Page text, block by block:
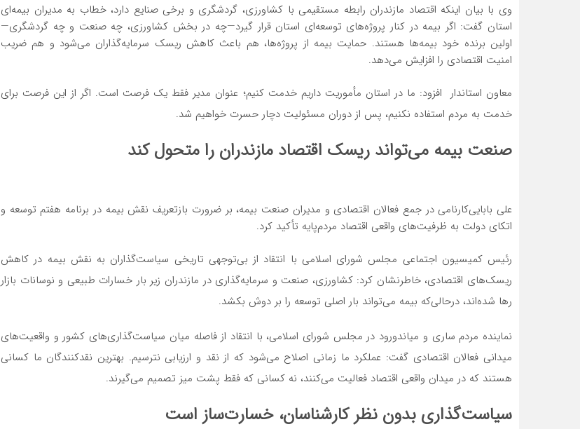
وی با بیان اینکه اقتصاد مازندران رابطه مستقیمی با کشاورزی، گردشگری و برخی صنایع دارد، خطاب به مدیران بیمه‌ای
استان گفت: اگر بیمه در کنار پروژه‌های توسعه‌ای استان قرار گیرد—چه در بخش کشاورزی، چه صنعت و چه گردشگری—
اولین برنده خود بیمه‌ها هستند. حمایت بیمه از پروژه‌ها، هم باعث کاهش ریسک سرمایه‌گذاران می‌شود و هم ضریب
امنیت اقتصادی را افزایش می‌دهد.
معاون استاندار افزود: ما در استان مأموریت داریم خدمت کنیم؛ عنوان مدیر فقط یک فرصت است. اگر از این فرصت برای
خدمت به مردم استفاده نکنیم، پس از دوران مسئولیت دچار حسرت خواهیم شد.
صنعت بیمه می‌تواند ریسک اقتصاد مازندران را متحول کند
علی بابایی‌کارنامی در جمع فعالان اقتصادی و مدیران صنعت بیمه، بر ضرورت بازتعریف نقش بیمه در برنامه هفتم توسعه و
اتکای دولت به ظرفیت‌های واقعی اقتصاد مردم‌پایه تأکید کرد.
رئیس کمیسیون اجتماعی مجلس شورای اسلامی با انتقاد از بی‌توجهی تاریخی سیاست‌گذاران به نقش بیمه در کاهش
ریسک‌های اقتصادی، خاطرنشان کرد: کشاورزی، صنعت و سرمایه‌گذاری در مازندران زیر بار خسارات طبیعی و نوسانات بازار
رها شده‌اند، درحالی‌که بیمه می‌تواند بار اصلی توسعه را بر دوش بکشد.
نماینده مردم ساری و میاندورود در مجلس شورای اسلامی، با انتقاد از فاصله میان سیاست‌گذاری‌های کشور و واقعیت‌های
میدانی فعالان اقتصادی گفت: عملکرد ما زمانی اصلاح می‌شود که از نقد و ارزیابی نترسیم. بهترین نقدکنندگان ما کسانی
هستند که در میدان واقعی اقتصاد فعالیت می‌کنند، نه کسانی که فقط پشت میز تصمیم می‌گیرند.
سیاست‌گذاری بدون نظر کارشناسان، خسارت‌ساز است